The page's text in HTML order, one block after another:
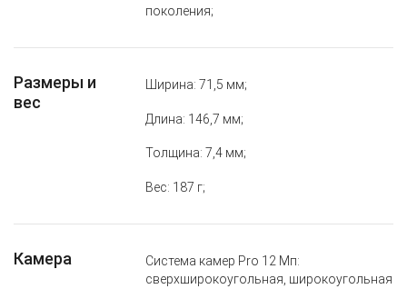
поколения;
Размеры и
вес
Ширина: 71,5 мм;
Длина: 146,7 мм;
Толщина: 7,4 мм;
Вес: 187 г;
Камера
Система камер Pro 12 Мп:
сверхширокоугольная, широкоугольная